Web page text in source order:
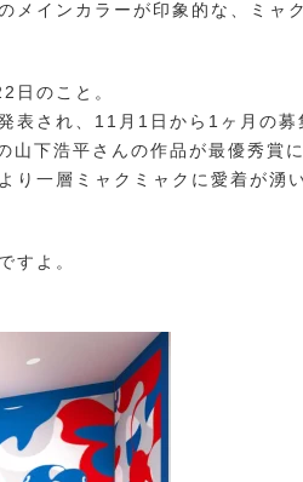
メインカラーが印象的な、ミャ
日のこと。
表され、11月1日から1ヶ月の募
山下浩平さんの作品が最優秀賞
り一層ミャクミャクに愛着が湧
すよ。